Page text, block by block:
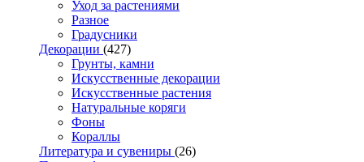
Уход за растениями
Разное
Градусники
Декорации (427)
Грунты, камни
Искусственные декорации
Искусственные растения
Натуральные коряги
Фоны
Кораллы
Литература и сувениры (26)